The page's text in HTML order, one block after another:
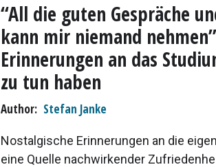
“All die guten Gespräche
kann mir niemand
Erinnerungen an das
zu tun haben
Author Stefan Janke
Nostalgische Erinnerungen an die
eine Quelle nachwirkender